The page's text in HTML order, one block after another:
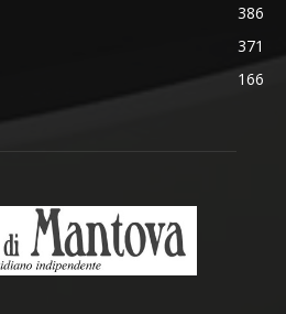
386
371
166